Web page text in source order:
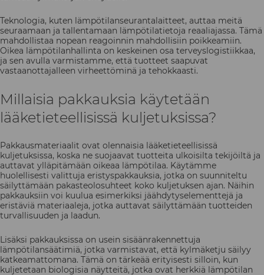
Teknologia, kuten lämpötilanseurantalaitteet, auttaa meitä
seuraamaan ja tallentamaan lämpötilatietoja reaaliajassa. Tämä
mahdollistaa nopean reagoinnin mahdollisiin poikkeamiin.
Oikea lämpötilanhallinta on keskeinen osa terveyslogistiikkaa,
ja sen avulla varmistamme, että tuotteet saapuvat
vastaanottajalleen virheettöminä ja tehokkaasti.
Millaisia pakkauksia käytetään
lääketieteellisissä kuljetuksissa?
Pakkausmateriaalit ovat olennaisia lääketieteellisissä
kuljetuksissa, koska ne suojaavat tuotteita ulkoisilta tekijöiltä ja
auttavat ylläpitämään oikeaa lämpötilaa. Käytämme
huolellisesti valittuja eristyspakkauksia, jotka on suunniteltu
säilyttämään pakasteolosuhteet koko kuljetuksen ajan. Näihin
pakkauksiin voi kuulua esimerkiksi jäähdytyselementtejä ja
eristäviä materiaaleja, jotka auttavat säilyttämään tuotteiden
turvallisuuden ja laadun.
Lisäksi pakkauksissa on usein sisäänrakennettuja
lämpötilansäätimiä, jotka varmistavat, että kylmäketju säilyy
katkeamattomana. Tämä on tärkeää erityisesti silloin, kun
kuljetetaan biologisia näytteitä, jotka ovat herkkiä lämpötilan